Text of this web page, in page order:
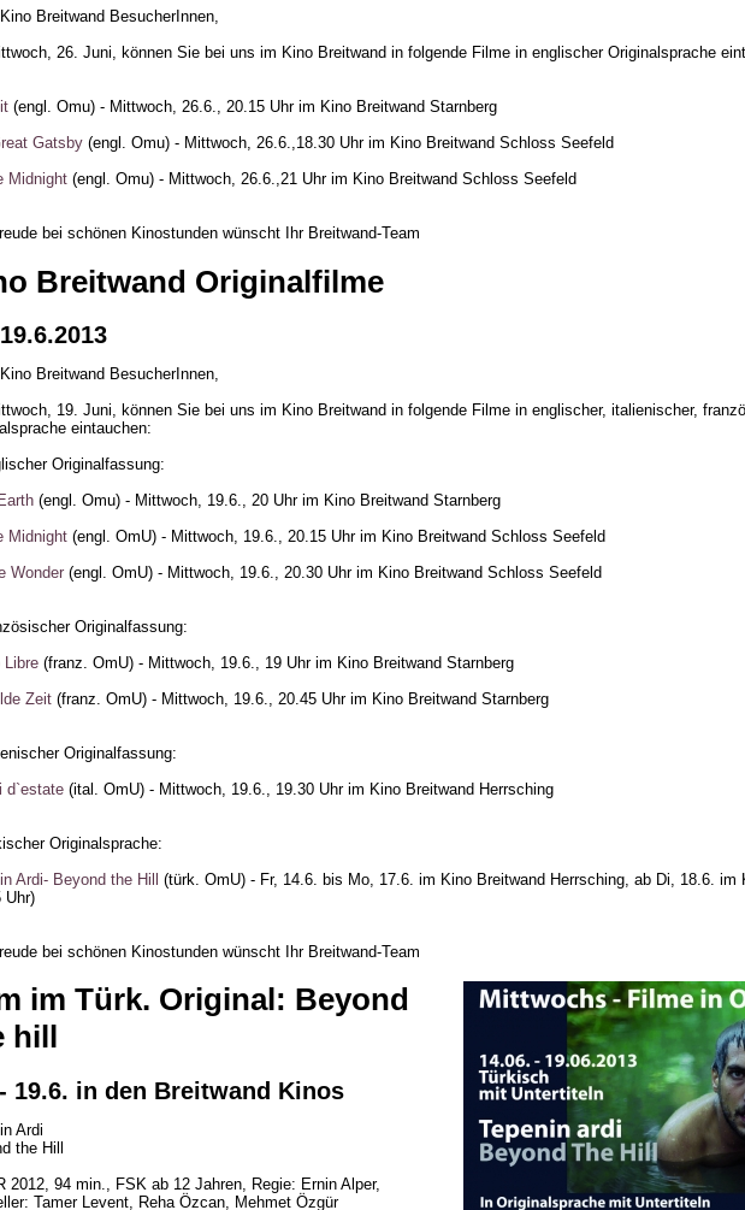
Breitwand BesucherInnen,
26. Juni, können Sie bei uns im Kino Breitwand in folgende Filme in englischer Originalsprache
(engl. Omu) - Mittwoch, 26.6., 20.15 Uhr im Kino Breitwand Starnberg
Gatsby (engl. Omu) - Mittwoch, 26.6.,18.30 Uhr im Kino Breitwand Schloss Seefeld
Midnight (engl. Omu) - Mittwoch, 26.6.,21 Uhr im Kino Breitwand Schloss Seefeld
bei schönen Kinostunden wünscht Ihr Breitwand-Team
Breitwand Originalfilme
Breitwand BesucherInnen,
19. Juni, können Sie bei uns im Kino Breitwand in folgende Filme in englischer, italienischer,
eintauchen:
Originalfassung:
(engl. Omu) - Mittwoch, 19.6., 20 Uhr im Kino Breitwand Starnberg
Midnight (engl. OmU) - Mittwoch, 19.6., 20.15 Uhr im Kino Breitwand Schloss Seefeld
Wonder (engl. OmU) - Mittwoch, 19.6., 20.30 Uhr im Kino Breitwand Schloss Seefeld
Originalfassung:
Libre (franz. OmU) - Mittwoch, 19.6., 19 Uhr im Kino Breitwand Starnberg
Zeit (franz. OmU) - Mittwoch, 19.6., 20.45 Uhr im Kino Breitwand Starnberg
Originalfassung:
d`estate (ital. OmU) - Mittwoch, 19.6., 19.30 Uhr im Kino Breitwand Herrsching
Originalsprache:
Ardi- Beyond the Hill
(türk. OmU) - Fr, 14.6. bis Mo, 17.6. im Kino Breitwand Herrsching, ab Di, 18.6. im
Uhr)
bei schönen Kinostunden wünscht Ihr Breitwand-Team
im Türk. Original: Beyond
hill
19.6. in den Breitwand Kinos
Ardi
the Hill
2012, 94 min., FSK ab 12 Jahren, Regie: Ernin Alper,
Tamer Levent, Reha Özcan, Mehmet Özgür